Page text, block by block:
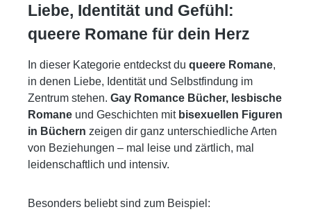
Liebe, Identität und Gefühl:
queere Romane für dein Herz
In dieser Kategorie entdeckst du queere Romane,
in denen Liebe, Identität und Selbstfindung im
Zentrum stehen. Gay Romance Bücher, lesbische
Romane und Geschichten mit bisexuellen Figuren
in Büchern zeigen dir ganz unterschiedliche Arten
von Beziehungen – mal leise und zärtlich, mal
leidenschaftlich und intensiv.
Besonders beliebt sind zum Beispiel: